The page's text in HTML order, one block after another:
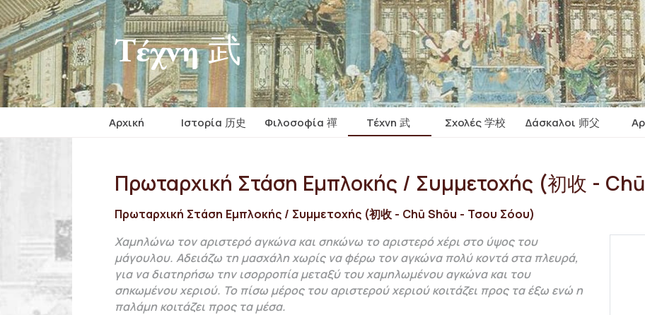
Τέχνη 武
Αρχική Iστορία 历史 Φιλοσοφία 禪 Τέχνη 武 Σχολές 学校 Δάσκαλοι 师父
Πρωταρχική Στάση Εμπλοκής / Συμμετοχής (初收 -
Πρωταρχική Στάση Εμπλοκής / Συμμετοχής (初收 - Chū Shōu - Τσου Σόου)
Χαμηλώνω τον αριστερό αγκώνα και σηκώνω το αριστερό χέρι στο ύψος του
μάγουλου. Αδειάζω τη μασχάλη χωρίς να φέρω τον αγκώνα πολύ κοντά στα πλευρά,
για να διατηρήσω την ισορροπία μεταξύ του χαμηλωμένου αγκώνα και του
σηκωμένου χεριού. Το πίσω μέρος του αριστερού χεριού κοιτάζει προς τα έξω ενώ η
παλάμη κοιτάζει προς τα μέσα.